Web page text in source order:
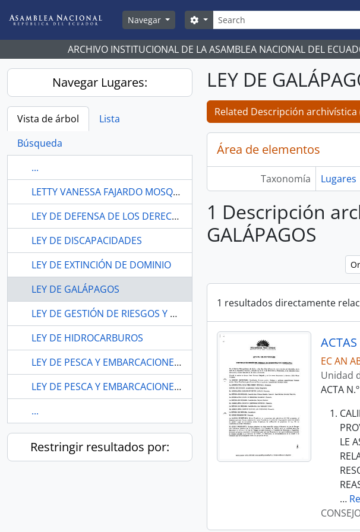
Navegar
Búsqueda
Search options
ARCHIVO INSTITUCIONAL DE LA ASAMBLEA NACIONAL DEL
Navegar Lugares:
Vista de árbol
Lista
Búsqueda
...
LETTY VANESSA FAJARDO MOSQUERA
LEY DE DEFENSA DE LOS DERECHOS DE LOS TRABAJADORES
LEY DE DISCAPACIDADES
LEY DE EXTINCIÓN DE DOMINIO
LEY DE GALÁPAGOS
LEY DE GESTIÓN DE RIESGOS Y BIODIVERSIDAD
LEY DE HIDROCARBUROS
LEY DE PESCA Y EMBARCACIONES PESQUERAS ARTESANALES
LEY DE PESCA Y EMBARCACIONES PESQUERAS ARTESANALES
...
Restringir resultados por:
LEY DE
Related Descripción archivística
Área de elementos
Taxonomía Lugares
1 Descripción
GALÁPAGOS
1 resultados directamente
EC AN
Unidad
ACTA
LE
…